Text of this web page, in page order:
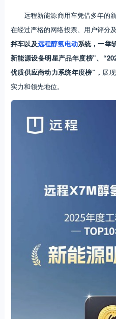
远程新能源商用车凭借多年的
在经过严格的网络投票、用户评分
拌车以及远程醇氢电动系统，一举
新能源设备明星产品年度榜”、
优质供应商动力系统年度榜”， 展
实力和领先地位。